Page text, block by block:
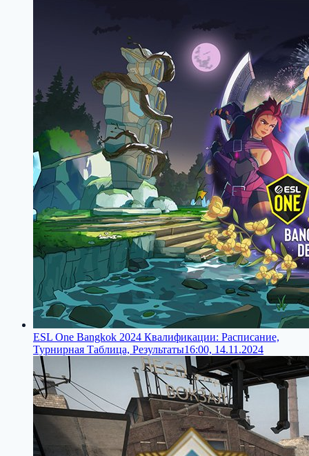
ESL One Bangkok 2024 Квалификации: Расписание,
Турнирная Таблица, Результаты16:00, 14.11.2024